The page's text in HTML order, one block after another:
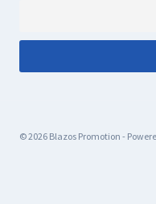
© 2026 Blazos Promotion -